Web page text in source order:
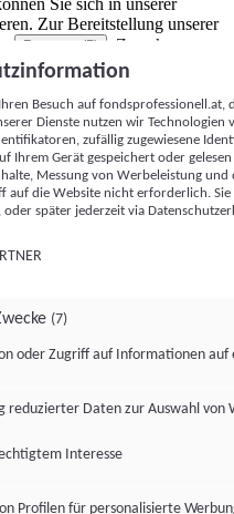
Zur Bereitstellung unserer
Partnern (5)
. Zwecke:
von Werbeleistung
Zielgruppenforschung.
Kennungen (z. B. login-
Kennungen,
zusammen mit anderen
Browserinformationen,
Technologien usw.) auf
ausgelesen werden, um es
eine App oder einer Webseite
der hier aufgeführten
Besuch auf
Dienste nutzen wir Technologien
zufällig zugewiesene
Ihrem Gerät gespeichert oder
Messung von Werbeleistung
auf die Website nicht erforderlich.
oder später jederzeit via
(7)
oder Zugriff auf Informationen auf
reduzierter Daten zur Auswahl von
Interesse
Profilen für personalisierte